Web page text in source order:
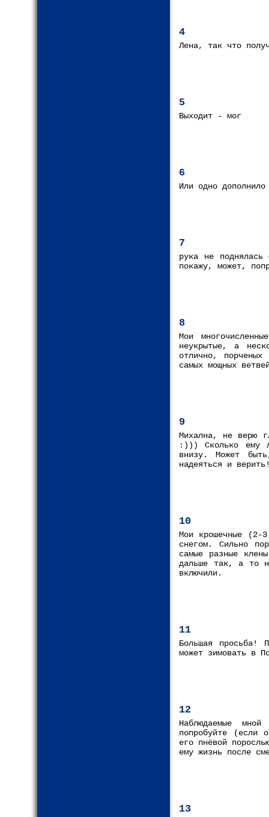
4
Лена, так что
5
Выходит - мог
6
Или одно
7
рука не поднялась
покажу, может,
8
Мои
неукрытые, а
отлично,
самых мощных
9
Михална, не верю
:))) Сколько ему
внизу. Может
надеяться и
10
Мои крошечные (2-
снегом. Сильно
самые разные
дальше так, а то
включили.
11
Большая просьба!
может зимовать в
12
Наблюдаемые
попробуйте (если
его пнёвой
ему жизнь после
13